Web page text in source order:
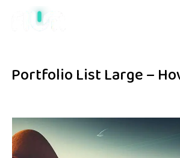
Portfolio List Large –